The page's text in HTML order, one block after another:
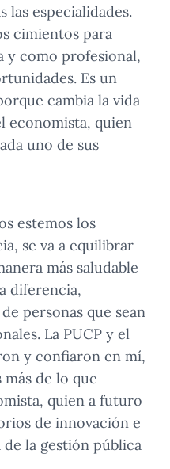
las especialidades.
cimientos para
y como profesional,
Es un
cambia la vida
economista, quien
uno de sus
estemos los
se va a equilibrar
más saludable
diferencia,
personas que sean
La PUCP y el
y confiaron en mí,
de lo que
quien a futuro
de innovación e
la gestión pública